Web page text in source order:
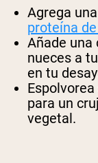
Agrega
proteína
Añade una
nueces a
en tu
para un
vegetal.